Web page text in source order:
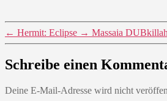
← Hermit: Eclipse → Massaia
Schreibe einen
Deine E-Mail-Adresse wird nicht